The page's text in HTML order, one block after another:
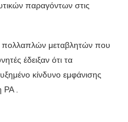
παραγόντων στις
πολλαπλών μεταβλητών που
έδειξαν ότι τα
κίνδυνο εμφάνισης
ΡΑ .